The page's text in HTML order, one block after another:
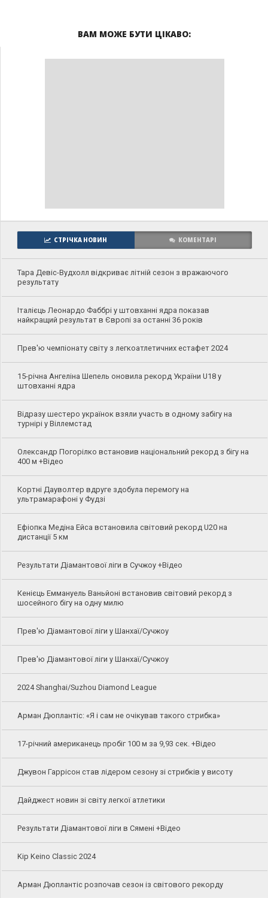
ВАМ МОЖЕ БУТИ ЦІКАВО:
СТРІЧКА НОВИН КОМЕНТАРІ
Тара Девіс-Вудхолл відкриває літній сезон з вражаючого
результату
Італієць Леонардо Фаббрі у штовханні ядра показав
найкращий результат в Європі за останні 36 років
Прев'ю чемпіонату світу з легкоатлетичних естафет 2024
15-річна Ангеліна Шепель оновила рекорд України U18 у
штовханні ядра
Відразу шестеро українок взяли участь в одному забігу на
турнірі у Віллемстад
Олександр Погорілко встановив національний рекорд з бігу на
400 м +Відео
Кортні Дауволтер вдруге здобула перемогу на
ультрамарафоні у Фудзі
Ефіопка Медіна Ейса встановила світовий рекорд U20 на
дистанції 5 км
Результати Діамантової ліги в Сучжоу +Відео
Кенієць Еммануель Ваньйоні встановив світовий рекорд з
шосейного бігу на одну милю
Прев'ю Діамантової ліги у Шанхаї/Сучжоу
Прев'ю Діамантової ліги у Шанхаї/Сучжоу
2024 Shanghai/Suzhou Diamond League
Арман Дюплантіс: «Я і сам не очікував такого стрибка»
17-річний американець пробіг 100 м за 9,93 сек. +Відео
Джувон Гаррісон став лідером сезону зі стрибків у висоту
Дайджест новин зі світу легкої атлетики
Результати Діамантової ліги в Сямені +Відео
Kip Keino Classic 2024
Арман Дюплантіс розпочав сезон із світового рекорду